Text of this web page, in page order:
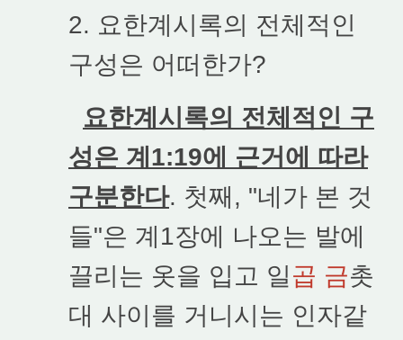
2. 요한계시록의 전체적인
구성은 어떠한가?
요한계시록의 전체적인 구
성은 계1:19에 근거에 따라
구분한다. 첫째, "네가 본 것
들"은 계1장에 나오는 발에
끌리는 옷을 입고 일곱 금촛
대 사이를 거니시는 인자같